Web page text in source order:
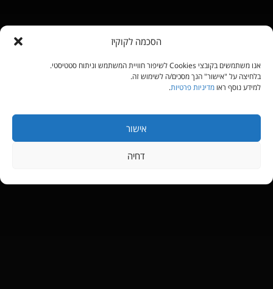
הסכמה לקוקיז
אנו משתמשים בקובצי Cookies לשיפור חוויית המשתמש וניתוח סטטיסטי.
בלחיצה על "אישור" הנך מסכים/ה לשימוש זה.
למידע נוסף ראומדיניות פרטיות.
אישור
דחיה